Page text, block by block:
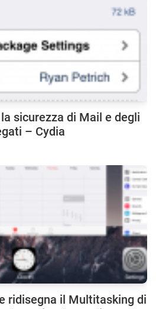
sicurezza di Mail e degli
– Cydia
ridisegna il Multitasking di